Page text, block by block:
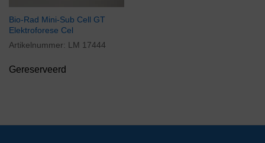
Bio-Rad Mini-Sub Cell GT
Elektroforese Cel
Artikelnummer: LM 17444
Gereserveerd